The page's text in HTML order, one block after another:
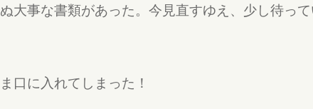
事な書類があった。今見直すゆえ、少し待って
口に入れてしまった！